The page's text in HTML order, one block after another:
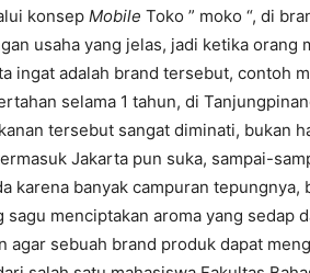
konsep Mobile Toko ” moko “, di
usaha yang jelas, jadi ketika orang
ingat adalah brand tersebut, contoh
selama 1 tahun, di
tersebut sangat diminati, bukan
Jakarta pun suka, sampai-
karena banyak campuran
sagu menciptakan aroma yang sedap
agar sebuah brand produk dapat